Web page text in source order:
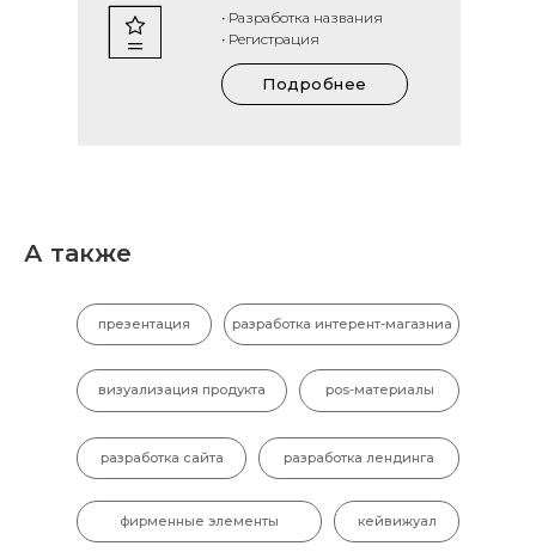
• Разработка названия
• Регистрация
Подробнее
А также
pos-материалы
разработка сайта
разработка интерент-магазниа
разработка лендинга
презентация
визуализация продукта
фирменные элементы кейвижуал